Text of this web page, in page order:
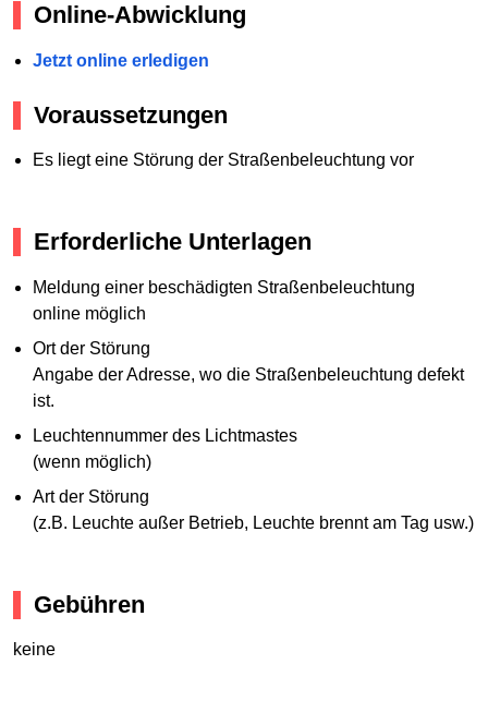
Online-Abwicklung
Jetzt online erledigen
Voraussetzungen
Es liegt eine Störung der Straßenbeleuchtung vor
Erforderliche Unterlagen
Meldung einer beschädigten Straßenbeleuchtung
online möglich
Ort der Störung
Angabe der Adresse, wo die Straßenbeleuchtung defekt
ist.
Leuchtennummer des Lichtmastes
(wenn möglich)
Art der Störung
(z.B. Leuchte außer Betrieb, Leuchte brennt am Tag usw.)
Gebühren
keine